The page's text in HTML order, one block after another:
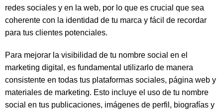
redes sociales y en la web, por lo que es crucial que sea
coherente con la identidad de tu marca y fácil de recordar
para tus clientes potenciales.
Para mejorar la visibilidad de tu nombre social en el
marketing digital, es fundamental utilizarlo de manera
consistente en todas tus plataformas sociales, página web y
materiales de marketing. Esto incluye el uso de tu nombre
social en tus publicaciones, imágenes de perfil, biografías y